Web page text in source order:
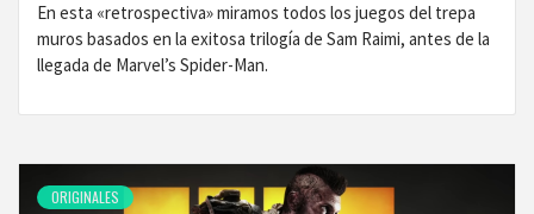
En esta «retrospectiva» miramos todos los juegos del trepa
muros basados en la exitosa trilogía de Sam Raimi, antes de la
llegada de Marvel’s Spider-Man.
ORIGINALES